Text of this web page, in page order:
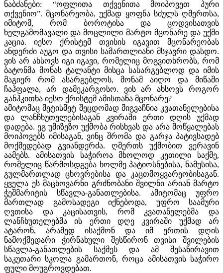
ნაბძანები: “ოფლითა თქვენითა მოიპოვეთ პური
თქვენიო”. მცონარეობა, უქმად ყოფნა სძულს ღმერთსა,
იმიტომ, რომ ბოროტისა და ცოდვისათვის
ხელგამომავალი და მოცლილი მარტო მცონარე და უქმი
კაცია. იესო ქრისტემ თვისის იგავით მცონარეობას
ანდერძი აუგო და თვისი სამართლიანი მსჯავრი დასდო.
ვის არ ახსოვს იგი იგავი, რომელიც მოგვითხრობს, რომ
ბატონმა მონას ტალანტი მისცა სასარგებლოდ და იმის
მაგიერ რომ ასარგებლოს, მონამ აიღო და მიწაში
ჩაჰფალა, არ დამეკარგოსო. ვის არ ახსოვს როგორ
განჰკითხა იესო ქრისტემ ამისთანა მცონარე?
ამიტომაც მეტისმეტ შეცდომად მიგვაჩნია კვათანელებისა
და ლანჩხუთელებისაგან კვირაში ერთი დღის უქმად
დადება. ეგ უმიზეზო უქმობა რისხვას და არა მოწყალებას
მოიპოვებს იმისაგან, ვინც შრომა და გარჯა პატივსადებ
მოქმედებად გვიანდერძა. ღმერთს უქმობით ვერავინ
აამებს. ამისათვის საჭიროა მხოლოდ კეთილი საქმე,
რომელიც წარმოსდგება ხოლმე პატიოსნებისა, ნამუსისა,
გულმართლად ცხოვრებისა და კაცთმოყვარეობისაგან.
ყველა ეს მაცხოვარნი გრძნობანი შვილნი არიან მარტო
ჭეშმარიტის სწავლა-განათლებისა. ამიტომაც უფრო
მართლად გამოსადეგი იქნებოდა, უფრო საამური
ღვთისა და კაცისათვის, რომ კვათანელებმა და
ლანჩხუთელებმა ის ერთი დღე კვირაში უქმად არ
ატარონ, არამედ ისაქმონ და იმ ერთის დღის
ნამოქმედარი ჭირნახული შესწირონ თვისი შვილების
სწავლა-განათლების საქმეს და ამ შესაწირავით
საკუთარი სკოლა გამართონ, როცა ამისათვის საჭირო
ფული მოუგროვდებათ.